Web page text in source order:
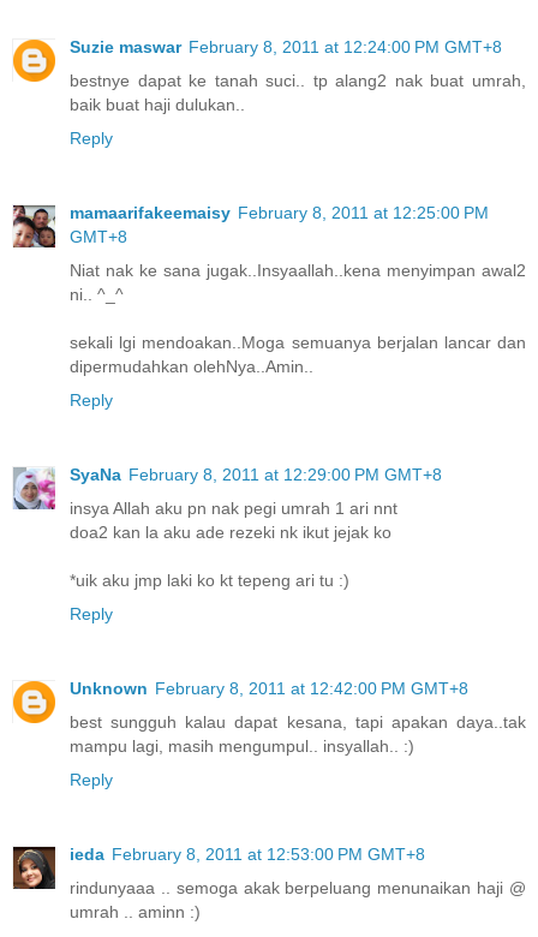
Suzie maswar February 8, 2011 at 12:24:00 PM GMT+8
bestnye dapat ke tanah suci.. tp alang2 nak buat umrah,
baik buat haji dulukan..
Reply
mamaarifakeemaisy February 8, 2011 at 12:25:00 PM
GMT+8
Niat nak ke sana jugak..Insyaallah..kena menyimpan awal2
ni.. ^_^
sekali lgi mendoakan..Moga semuanya berjalan lancar dan
dipermudahkan olehNya..Amin..
Reply
SyaNa February 8, 2011 at 12:29:00 PM GMT+8
insya Allah aku pn nak pegi umrah 1 ari nnt
doa2 kan la aku ade rezeki nk ikut jejak ko
*uik aku jmp laki ko kt tepeng ari tu :)
Reply
Unknown February 8, 2011 at 12:42:00 PM GMT+8
best sungguh kalau dapat kesana, tapi apakan daya..tak
mampu lagi, masih mengumpul.. insyallah.. :)
Reply
ieda February 8, 2011 at 12:53:00 PM GMT+8
rindunyaaa .. semoga akak berpeluang menunaikan haji @
umrah .. aminn :)